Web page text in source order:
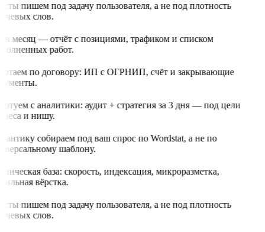
пишем под задачу пользователя, а не под плотность
слов.
в месяц — отчёт с позициями, трафиком и списком
работ.
по договору: ИП с ОГРНИП, счёт и закрывающие
с аналитики: аудит + стратегия за 3 дня — под цели
и нишу.
собираем под ваш спрос по Wordstat, а не по
шаблону.
база: скорость, индексация, микроразметка,
вёрстка.
пишем под задачу пользователя, а не под плотность
слов.